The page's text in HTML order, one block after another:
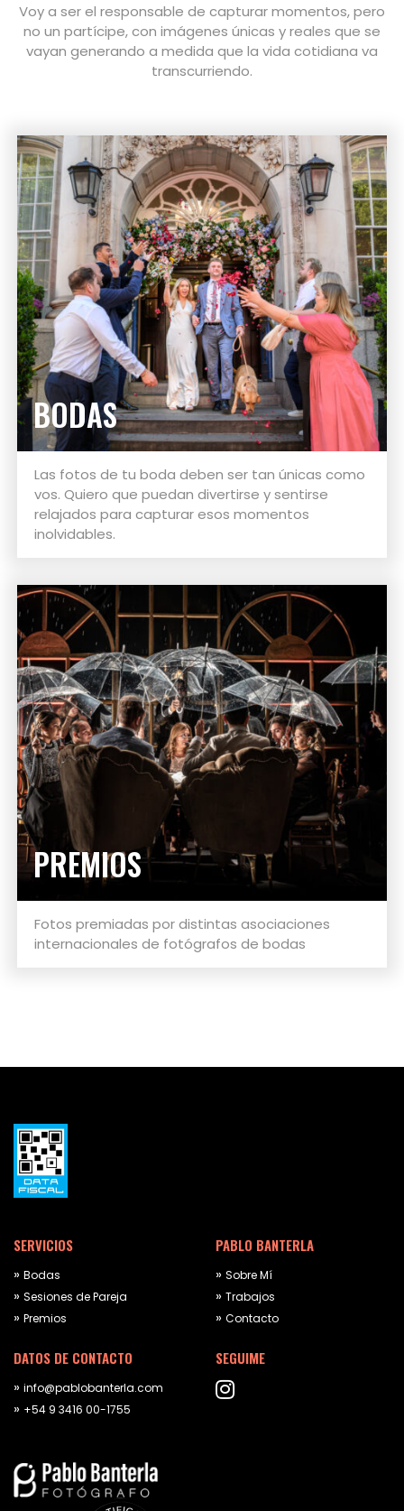
Voy a ser el responsable de capturar momentos, pero
no un partícipe, con imágenes únicas y reales que se
vayan generando a medida que la vida cotidiana va
transcurriendo.
BODAS
Las fotos de tu boda deben ser tan únicas como
vos. Quiero que puedan divertirse y sentirse
relajados para capturar esos momentos
inolvidables.
PREMIOS
Fotos premiadas por distintas asociaciones
internacionales de fotógrafos de bodas
SERVICIOS
Bodas
Sesiones de Pareja
Premios
PABLO BANTERLA
Sobre Mí
Trabajos
Contacto
DATOS DE CONTACTO
info@pablobanterla.com
+54 9 3416 00-1755
SEGUIME